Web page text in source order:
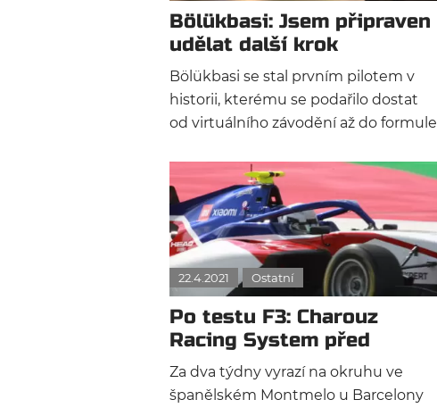
pojede pod hlavičkou PHM Racingu
by Charouz.
Bölükbasi: Jsem připraven
udělat další krok
Bölükbasi se stal prvním pilotem v
historii, kterému se podařilo dostat
od virtuálního závodění až do formule
Charouz Racing. My vám s tímto
tureckým pilotem přinášíme
exklusivní rozhovor.
22.4.2021 Ostatní
Po testu F3: Charouz
Racing System před
průlomem?
Za dva týdny vyrazí na okruhu ve
španělském Montmelo u Barcelony